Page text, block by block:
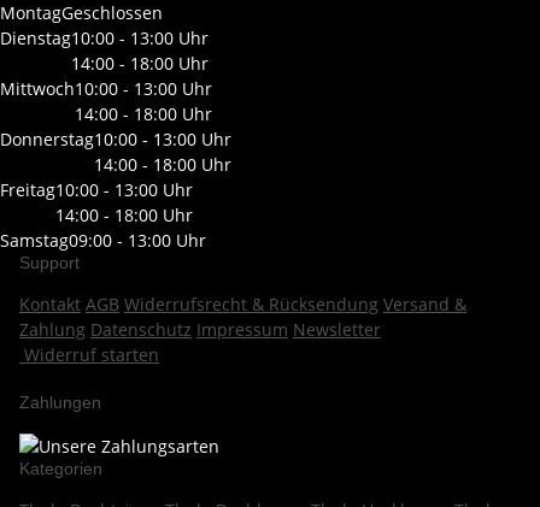
MontagGeschlossen
Dienstag10:00 - 13:00 Uhr
14:00 - 18:00 Uhr
Mittwoch10:00 - 13:00 Uhr
14:00 - 18:00 Uhr
Donnerstag10:00 - 13:00 Uhr
14:00 - 18:00 Uhr
Freitag10:00 - 13:00 Uhr
14:00 - 18:00 Uhr
Samstag09:00 - 13:00 Uhr
Support
Kontakt AGB Widerrufsrecht & Rücksendung Versand &
Zahlung Datenschutz Impressum Newsletter
Widerruf starten
Zahlungen
Kategorien